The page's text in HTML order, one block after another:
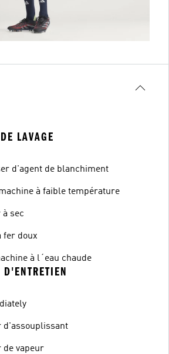
LAVAGE
d'agent de blanchiment
à faible température
à sec
fer doux
à l´eau chaude
d'assouplissant
de vapeur